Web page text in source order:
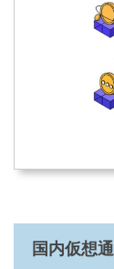
国内仮想